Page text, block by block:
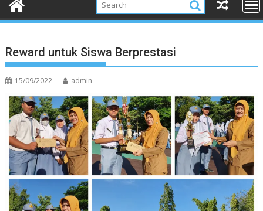
Reward untuk Siswa Berprestasi
15/09/2022 admin